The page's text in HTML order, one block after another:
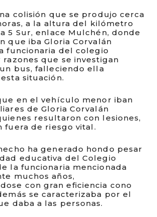
colisión que se produjo cerca
a la altura del kilómetro
5 Sur, enlace Mulchén, donde
que iba Gloria Corvalán
funcionaria del colegio
que se investigan
bus, falleciendo ella
situación.
en el vehículo menor iban
de Gloria Corvalán
resultaron con lesiones,
fuera de riesgo vital.
ha generado hondo pesar
educativa del Colegio
la funcionaria mencionada
muchos años,
con gran eficiencia cono
se caracterizaba por el
daba a las personas.